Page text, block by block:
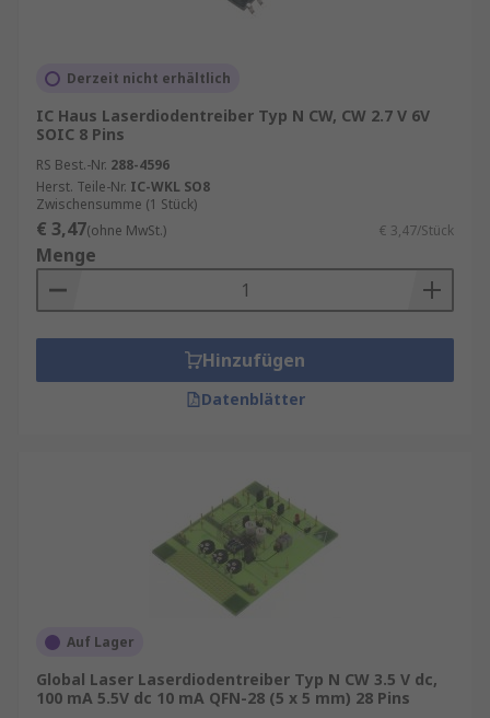
Derzeit nicht erhältlich
IC Haus Laserdiodentreiber Typ N CW, CW 2.7 V 6V
SOIC 8 Pins
RS Best.-Nr. 288-4596
Herst. Teile-Nr. IC-WKL SO8
Zwischensumme (1 Stück)
€ 3,47(ohne MwSt.) € 3,47/Stück
Menge
Hinzufügen
Datenblätter
Auf Lager
Global Laser Laserdiodentreiber Typ N CW 3.5 V dc,
100 mA 5.5V dc 10 mA QFN-28 (5 x 5 mm) 28 Pins